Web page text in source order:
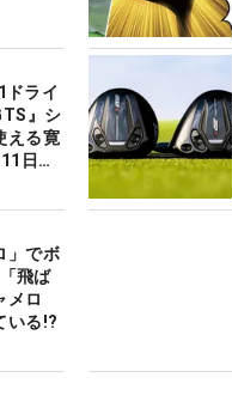
ドライ
』シ
える寛
日デ
」でボ
飛ば
メロ
いる!?